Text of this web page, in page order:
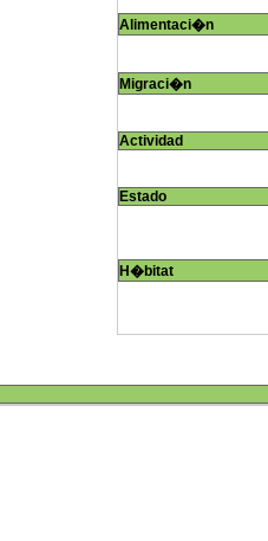
Alimentaci�n
Migraci�n
Actividad
Estado
H�bitat